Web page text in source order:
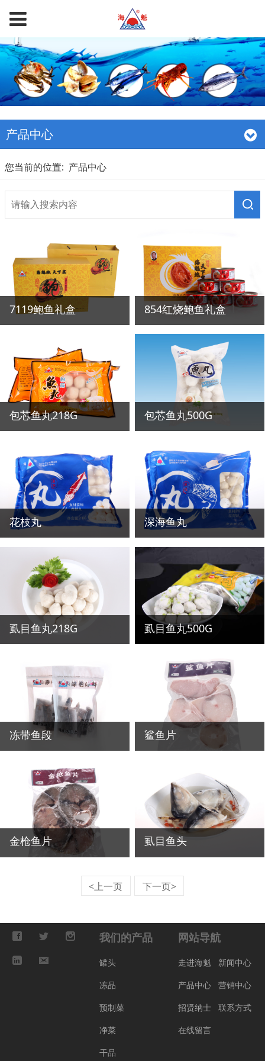
产品中心
您当前的位置: 产品中心
7119鲍鱼礼盒 854红烧鲍鱼礼盒
包芯鱼丸218G 包芯鱼丸500G
花枝丸 深海鱼丸
虱目鱼丸218G 虱目鱼丸500G
冻带鱼段 鲨鱼片
金枪鱼片 虱目鱼头
<上一页 下一页>
我们的产品
罐头
冻品
预制菜
净菜
干品
网站导航
走进海魁
新闻中心
产品中心
营销中心
招贤纳士
联系方式
在线留言